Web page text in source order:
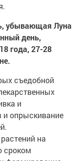
убывающая Луна
день,
года, 27-28
съедобной
и
и опрыскивание
на
сроком